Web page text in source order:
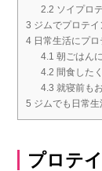
2.2 ソイプロ
3 ジムでプロテ
4 日常生活にプ
4.1 朝ごはん
4.2 間食した
4.3 就寝前も
5 ジムでも日常
プロテ